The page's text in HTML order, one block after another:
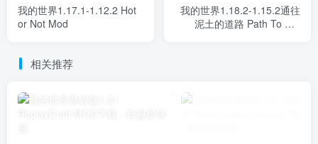
我的世界1.17.1-1.12.2 Hot
or Not Mod
我的世界1.18.2-1.15.2通往
泥土的道路 Path To Dirt
相关推荐